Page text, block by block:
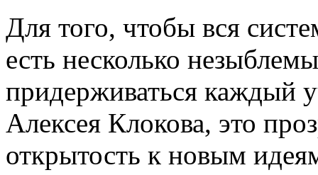
Для того, чтобы вся
есть несколько
придерживаться каждый
Алексея Клокова, это
открытость к новым